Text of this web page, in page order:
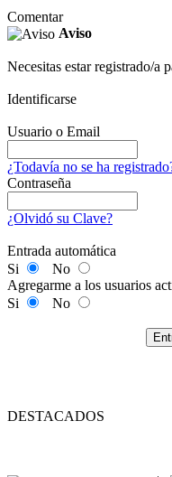
Comentar
Aviso
Necesitas estar registrado/a
Identificarse
Usuario o Email
¿Todavía no se ha
Contraseña
¿Olvidó su Clave?
Entrada automática
Si
No
Agregarme a los usuarios
Si
No
DESTACADOS